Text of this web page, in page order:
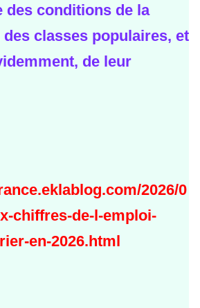
des conditions de la
classes populaires, et
de leur
2026/0
chiffres-de-l-emploi-
en-2026.html